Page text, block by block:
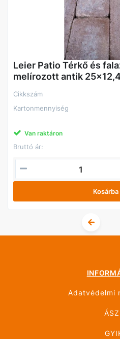
Leier Patio Térkő és
melírozott antik
Cikkszám
Kartonmennyiség
Van raktáron
Bruttó ár:
Kosárba
Adatvédelmi